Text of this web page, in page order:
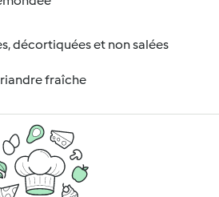
décortiquées et non salées
fraîche